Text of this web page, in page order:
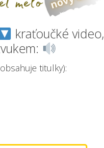
kraťoučké video,
titulky):